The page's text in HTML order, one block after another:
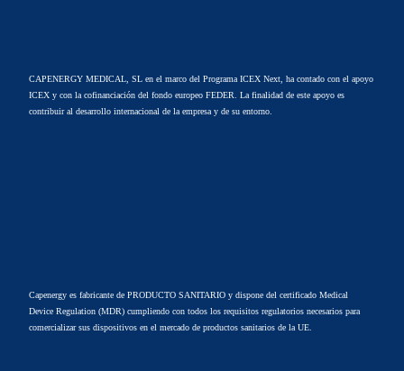
CAPENERGY MEDICAL, SL en el marco del Programa ICEX Next, ha contado con el apoyo
ICEX y con la cofinanciación del fondo europeo FEDER. La finalidad de este apoyo es
contribuir al desarrollo internacional de la empresa y de su entorno.
Capenergy es fabricante de PRODUCTO SANITARIO y dispone del certificado Medical
Device Regulation (MDR) cumpliendo con todos los requisitos regulatorios necesarios para
comercializar sus dispositivos en el mercado de productos sanitarios de la UE.